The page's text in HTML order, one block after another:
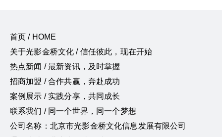
首页 / HOME
关于光影金桥文化 / 信任彼此，现在开始
热点新闻 / 最新资讯，及时掌握
招商加盟 / 合作共赢，奔赴成功
案例展示 / 实践分享，共同成长
联系我们 / 同一个世界，同一个梦想
公司名称：北京市光影金桥文化信息发展有限公司